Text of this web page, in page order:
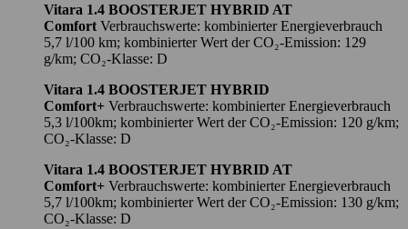
Vitara 1.4 BOOSTERJET HYBRID AT
Comfort Verbrauchswerte: kombinierter Energieverbrauch
5,7 l/100 km; kombinierter Wert der CO₂-Emission: 129
g/km; CO₂-Klasse: D
Vitara 1.4 BOOSTERJET HYBRID
Comfort+ Verbrauchswerte: kombinierter Energieverbrauch
5,3 l/100km; kombinierter Wert der CO₂-Emission: 120 g/km;
CO₂-Klasse: D
Vitara 1.4 BOOSTERJET HYBRID AT
Comfort+ Verbrauchswerte: kombinierter Energieverbrauch
5,7 l/100km; kombinierter Wert der CO₂-Emission: 130 g/km;
CO₂-Klasse: D